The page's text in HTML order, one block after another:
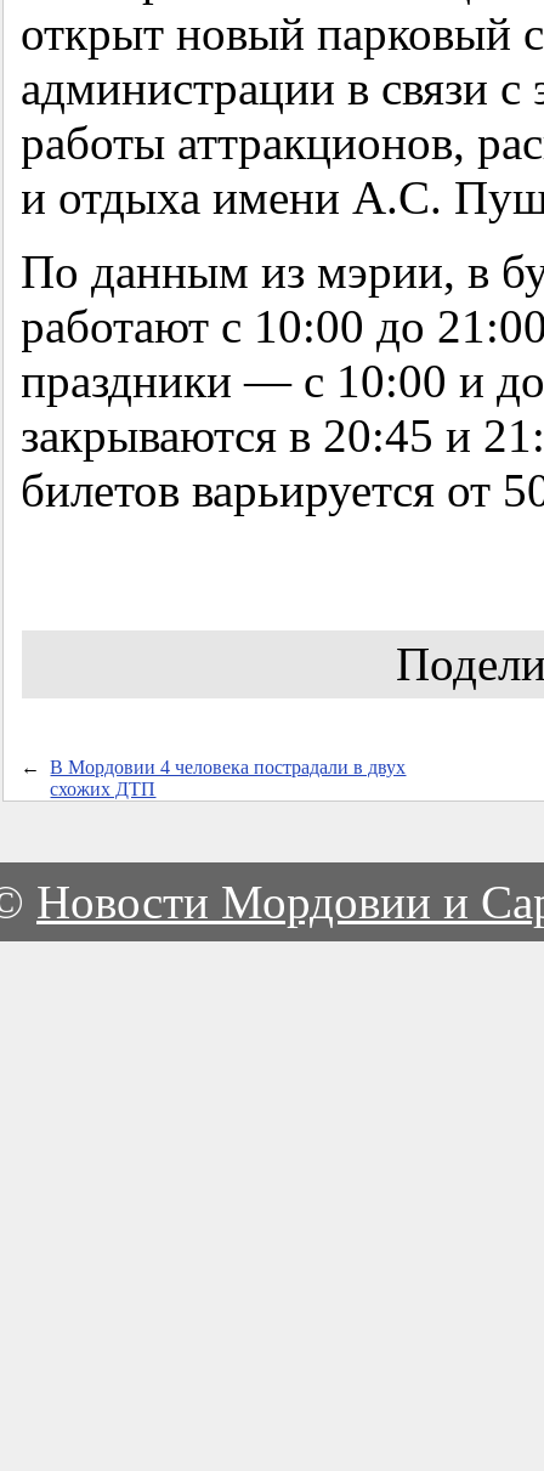
открыт новый парковый
администрации в связи
работы аттракционов,
и отдыха имени А.С.
По данным из мэрии, в
работают с 10:00 до
праздники — с 10:00 и
закрываются в 20:45 и
билетов варьируется от
←
В Мордовии 4 человека пострадали в двух
схожих ДТП
Новости Мордовии и